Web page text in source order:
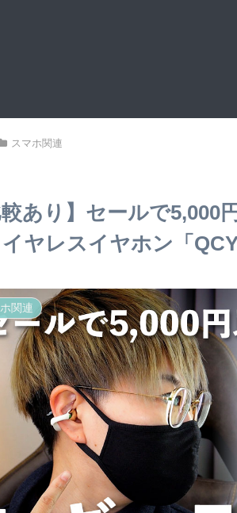
スマホ関連
較あり】セールで
ヤレスイヤホン「
関連